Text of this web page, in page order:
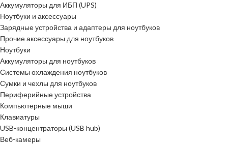
Аккумуляторы для ИБП (UPS)
Ноутбуки и аксессуары
Зарядные устройства и адаптеры для ноутбуков
Прочие аксессуары для ноутбуков
Ноутбуки
Аккумуляторы для ноутбуков
Системы охлаждения ноутбуков
Сумки и чехлы для ноутбуков
Периферийные устройства
Компьютерные мыши
Клавиатуры
USB-концентраторы (USB hub)
Веб-камеры